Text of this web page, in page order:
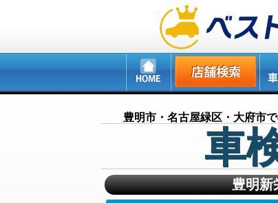
豊明市・名古屋緑区・大府市
車
豊明新